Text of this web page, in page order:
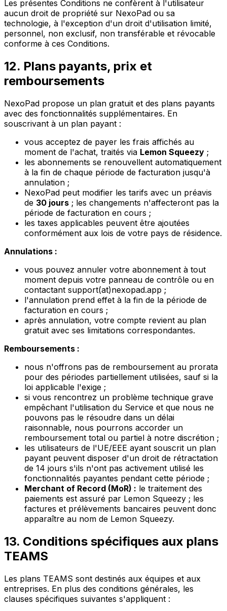
Les présentes Conditions ne confèrent à l'utilisateur
aucun droit de propriété sur NexoPad ou sa
technologie, à l'exception d'un droit d'utilisation limité,
personnel, non exclusif, non transférable et révocable
conforme à ces Conditions.
12. Plans payants, prix et
remboursements
NexoPad propose un plan gratuit et des plans payants
avec des fonctionnalités supplémentaires. En
souscrivant à un plan payant :
vous acceptez de payer les frais affichés au
moment de l'achat, traités via Lemon Squeezy ;
les abonnements se renouvellent automatiquement
à la fin de chaque période de facturation jusqu'à
annulation ;
NexoPad peut modifier les tarifs avec un préavis
de 30 jours ; les changements n'affecteront pas la
période de facturation en cours ;
les taxes applicables peuvent être ajoutées
conformément aux lois de votre pays de résidence.
Annulations :
vous pouvez annuler votre abonnement à tout
moment depuis votre panneau de contrôle ou en
contactant support(at)nexopad.app ;
l'annulation prend effet à la fin de la période de
facturation en cours ;
après annulation, votre compte revient au plan
gratuit avec ses limitations correspondantes.
Remboursements :
nous n'offrons pas de remboursement au prorata
pour des périodes partiellement utilisées, sauf si la
loi applicable l'exige ;
si vous rencontrez un problème technique grave
empêchant l'utilisation du Service et que nous ne
pouvons pas le résoudre dans un délai
raisonnable, nous pourrons accorder un
remboursement total ou partiel à notre discrétion ;
les utilisateurs de l'UE/EEE ayant souscrit un plan
payant peuvent disposer d'un droit de rétractation
de 14 jours s'ils n'ont pas activement utilisé les
fonctionnalités payantes pendant cette période ;
Merchant of Record (MoR) : le traitement des
paiements est assuré par Lemon Squeezy ; les
factures et prélèvements bancaires peuvent donc
apparaître au nom de Lemon Squeezy.
13. Conditions spécifiques aux plans
TEAMS
Les plans TEAMS sont destinés aux équipes et aux
entreprises. En plus des conditions générales, les
clauses spécifiques suivantes s'appliquent :